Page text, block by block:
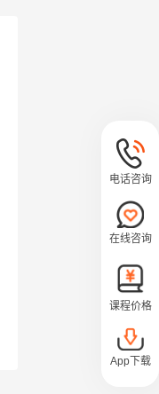
电话咨询
在线咨询
课程价格
App下载